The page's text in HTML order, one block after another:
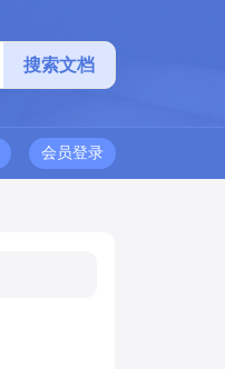
会员登录